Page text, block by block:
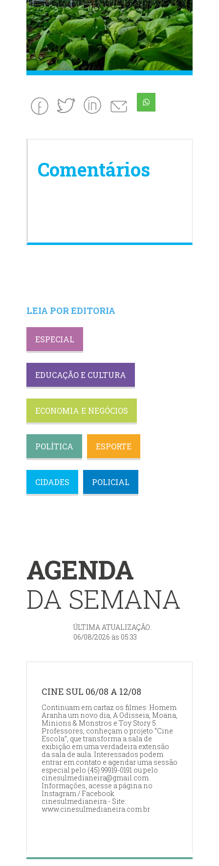
Comentários
LEIA POR EDITORIA
CIDADES POLICIAL
POLÍTICA ESPORTE
ECONOMIA E NEGÓCIOS
EDUCAÇÃO E CULTURA
ESPECIAL
AGENDA
DA SEMANA
ÚLTIMA ATUALIZAÇÃO:
06/08/2026 às 05:33
CINE SUL 06/08 A 12/08
Continuam em cartaz os filmes: Homem
Aranha um novo dia, A Odisseia, Moana,
Minions & Monstros e Toy Story 5.
Professores, conheçam o projeto “Cine
Escola”, que transforma a sala de
exibição em uma verdadeira extensão
da sala de aula. Interessados podem
entrar em contato e agendar uma sessão
especial pelo (45) 99919-0191 ou pelo
cinesulmedianeira@gmail.com.
Informações, acesse a página no
Instagram / Facebook
cinesulmedianeira - Site:
www.cinesulmedianeira.com.br